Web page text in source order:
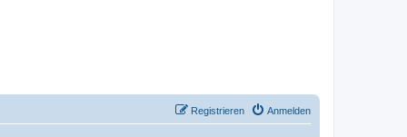
Anmelden
Registrieren